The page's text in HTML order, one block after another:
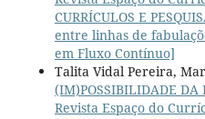
CURRÍCULOS E
entre linhas de
em Fluxo Contínuo]
Talita Vidal Pereira,
(IM)POSSIBILIDADE DA
Revista Espaço do